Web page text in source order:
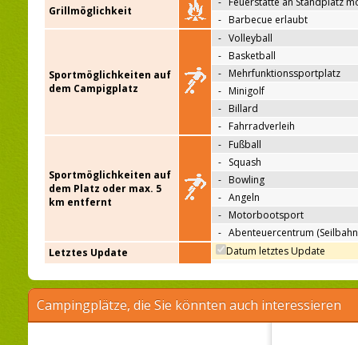
Grillmöglichkeit
- Barbecue erlaubt
Sportmöglichkeiten auf
dem Campigplatz
- Volleyball
- Basketball
- Mehrfunktionssportplatz
- Minigolf
- Billard
- Fahrradverleih
Sportmöglichkeiten auf
dem Platz oder max. 5
km entfernt
- Fußball
- Squash
- Bowling
- Angeln
- Motorbootsport
- Abenteuercentrum
Letztes Update
Datum letztes Update
Campingplätze, die Sie könnten auch interessieren